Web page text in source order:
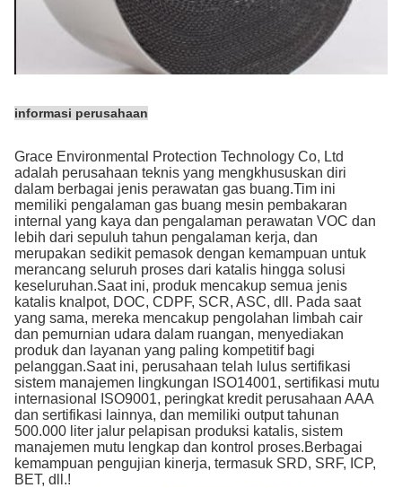
informasi perusahaan
Grace Environmental Protection Technology Co, Ltd
adalah perusahaan teknis yang mengkhususkan diri
dalam berbagai jenis perawatan gas buang.Tim ini
memiliki pengalaman gas buang mesin pembakaran
internal yang kaya dan pengalaman perawatan VOC dan
lebih dari sepuluh tahun pengalaman kerja, dan
merupakan sedikit pemasok dengan kemampuan untuk
merancang seluruh proses dari katalis hingga solusi
keseluruhan.Saat ini, produk mencakup semua jenis
katalis knalpot, DOC, CDPF, SCR, ASC, dll. Pada saat
yang sama, mereka mencakup pengolahan limbah cair
dan pemurnian udara dalam ruangan, menyediakan
produk dan layanan yang paling kompetitif bagi
pelanggan.Saat ini, perusahaan telah lulus sertifikasi
sistem manajemen lingkungan ISO14001, sertifikasi mutu
internasional ISO9001, peringkat kredit perusahaan AAA
dan sertifikasi lainnya, dan memiliki output tahunan
500.000 liter jalur pelapisan produksi katalis, sistem
manajemen mutu lengkap dan kontrol proses.Berbagai
kemampuan pengujian kinerja, termasuk SRD, SRF, ICP,
BET, dll.!